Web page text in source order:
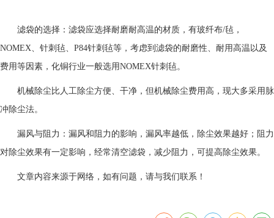
滤袋的选择：滤袋应选择耐磨耐高温的材质，有玻纤布/毡，
NOMEX、针刺毡、P84针刺毡等，考虑到滤袋的耐磨性、耐用高温以及
费用等因素，化铜行业一般选用NOMEX针刺毡。
机械除尘比人工除尘方便、干净，但机械除尘费用高，现大多采用脉
冲除尘法。
漏风与阻力：漏风和阻力的影响，漏风率越低，除尘效果越好；阻力
对除尘效果有一定影响，经常清空滤袋，减少阻力，可提高除尘效果。
文章内容来源于网络，如有问题，请与我们联系！